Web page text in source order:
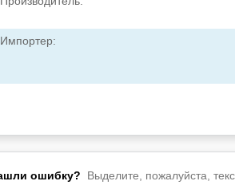
Импортер:
ошибку? Выделите, пожалуйста,